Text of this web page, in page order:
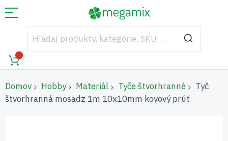
Domov Hobby Materiál Tyče štvorhranné
Tyč
štvorhranná mosadz 1m 10x10mm kovový prút